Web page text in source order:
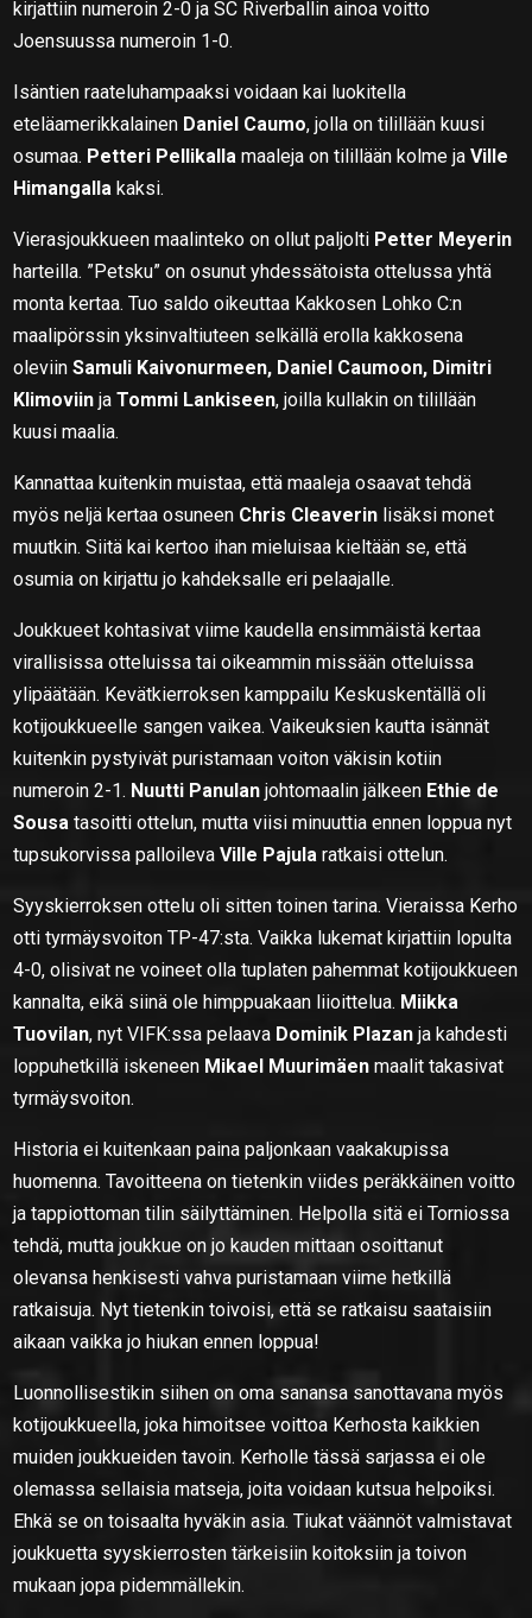
kirjattiin numeroin 2-0 ja SC Riverballin ainoa voitto
Joensuussa numeroin 1-0.
Isäntien raateluhampaaksi voidaan kai luokitella
eteläamerikkalainen Daniel Caumo, jolla on tilillään kuusi
osumaa. Petteri Pellikalla maaleja on tilillään kolme jaVille
Himangalla kaksi.
Vierasjoukkueen maalinteko on ollut paljolti Petter Meyerin
harteilla. ”Petsku” on osunut yhdessätoista ottelussa yhtä
monta kertaa. Tuo saldo oikeuttaa Kakkosen Lohko C:n
maalipörssin yksinvaltiuteen selkällä erolla kakkosena
oleviinSamuli Kaivonurmeen, Daniel Caumoon, Dimitri
Klimoviin jaTommi Lankiseen, joilla kullakin on tilillään
kuusi maalia.
Kannattaa kuitenkin muistaa, että maaleja osaavat tehdä
myös neljä kertaa osuneen Chris Cleaverin lisäksi monet
muutkin. Siitä kai kertoo ihan mieluisaa kieltään se, että
osumia on kirjattu jo kahdeksalle eri pelaajalle.
Joukkueet kohtasivat viime kaudella ensimmäistä kertaa
virallisissa otteluissa tai oikeammin missään otteluissa
ylipäätään. Kevätkierroksen kamppailu Keskuskentällä oli
kotijoukkueelle sangen vaikea. Vaikeuksien kautta isännät
kuitenkin pystyivät puristamaan voiton väkisin kotiin
numeroin 2-1. Nuutti Panulan johtomaalin jälkeen Ethie de
Sousa tasoitti ottelun, mutta viisi minuuttia ennen loppua nyt
tupsukorvissa palloilevaVille Pajula ratkaisi ottelun.
Syyskierroksen ottelu oli sitten toinen tarina. Vieraissa Kerho
otti tyrmäysvoiton TP-47:sta. Vaikka lukemat kirjattiin lopulta
4-0, olisivat ne voineet olla tuplaten pahemmat kotijoukkueen
kannalta, eikä siinä ole himppuakaan liioittelua. Miikka
Tuovilan, nyt VIFK:ssa pelaava Dominik Plazan ja kahdesti
loppuhetkillä iskeneen Mikael Muurimäen maalit takasivat
tyrmäysvoiton.
Historia ei kuitenkaan paina paljonkaan vaakakupissa
huomenna. Tavoitteena on tietenkin viides peräkkäinen voitto
ja tappiottoman tilin säilyttäminen. Helpolla sitä ei Torniossa
tehdä, mutta joukkue on jo kauden mittaan osoittanut
olevansa henkisesti vahva puristamaan viime hetkillä
ratkaisuja. Nyt tietenkin toivoisi, että se ratkaisu saataisiin
aikaan vaikka jo hiukan ennen loppua!
Luonnollisestikin siihen on oma sanansa sanottavana myös
kotijoukkueella, joka himoitsee voittoa Kerhosta kaikkien
muiden joukkueiden tavoin. Kerholle tässä sarjassa ei ole
olemassa sellaisia matseja, joita voidaan kutsua helpoiksi.
Ehkä se on toisaalta hyväkin asia. Tiukat väännöt valmistavat
joukkuetta syyskierrosten tärkeisiin koitoksiin ja toivon
mukaan jopa pidemmällekin.